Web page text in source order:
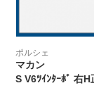
ポルシェ
マカン